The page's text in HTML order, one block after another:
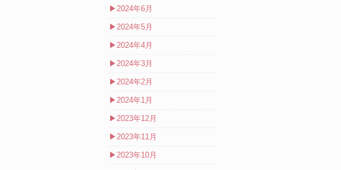
▶2024年6月
▶2024年5月
▶2024年4月
▶2024年3月
▶2024年2月
▶2024年1月
▶2023年12月
▶2023年11月
▶2023年10月